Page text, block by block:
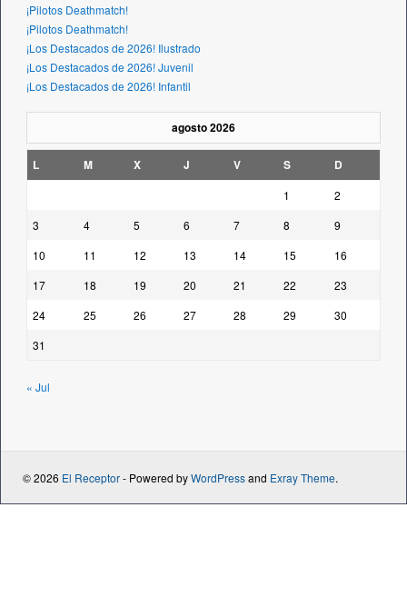
¡Pilotos Deathmatch!
¡Pilotos Deathmatch!
¡Los Destacados de 2026! Ilustrado
¡Los Destacados de 2026! Juvenil
¡Los Destacados de 2026! Infantil
agosto 2026
L M X J V S D
1
2
3
4 5 6 7 8
9
10
11 12 13 14 15
16
17
18 19 20 21 22
23
24
25 26 27 28 29
30
31
« Jul
© 2026 El Receptor- Powered byWordPressand Exray Theme.